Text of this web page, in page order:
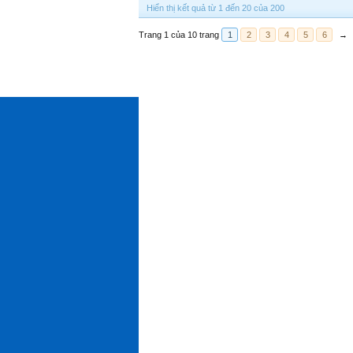
Hiển thị kết quả từ 1 đến 20 của 200
Trang 1 của 10 trang 1 2 3 4 5 6 →